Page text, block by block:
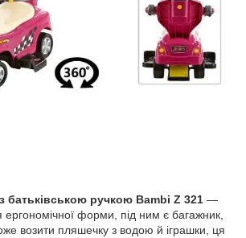
батьківською ручкою Bambi Z 321 —
ергономічної форми, під ним є багажник,
возити пляшечку з водою й іграшки, ця